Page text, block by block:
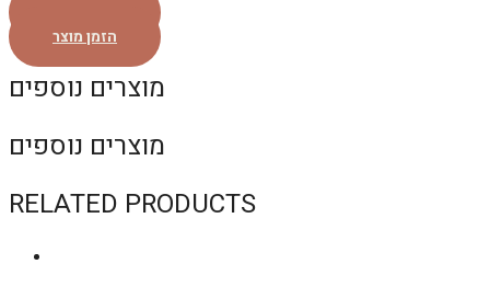
הזמן מוצר
מוצרים נוספים
מוצרים נוספים
RELATED PRODUCTS